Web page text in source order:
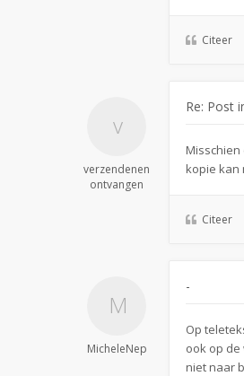
Citeer
verzendenen
ontvangen
Re: Post
kopie kan
Citeer
MicheleNep
-
Op
ook op
niet naar